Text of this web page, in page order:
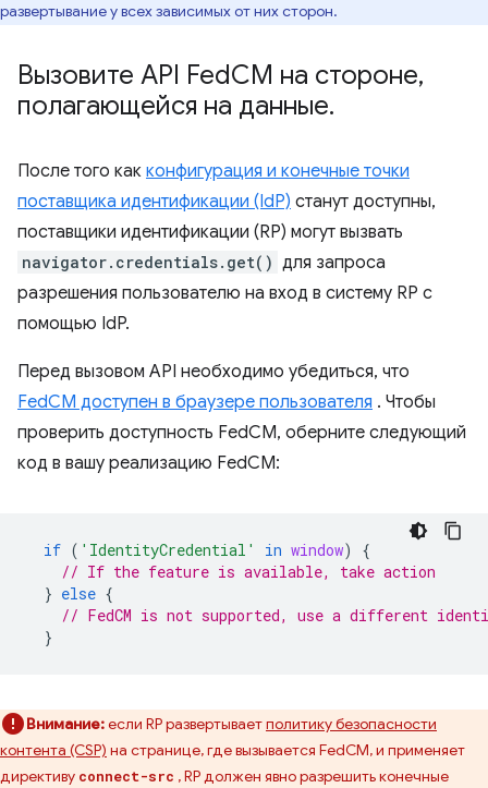
развертывание у всех зависимых от них сторон.
Вызовите API FedCM на стороне,
полагающейся на данные.
После того как конфигурация и конечные точки
поставщика идентификации (IdP) станут доступны,
поставщики идентификации (RP) могут вызвать
navigator.credentials.get() для запроса
разрешения пользователю на вход в систему RP с
помощью IdP.
Перед вызовом API необходимо убедиться, что
FedCM доступен в браузере пользователя . Чтобы
проверить доступность FedCM, оберните следующий
код в вашу реализацию FedCM:
if ( 'IdentityCredential' in window)
{
// If the feature is available, take action
} else {
// FedCM is not supported, use a different
}
Внимание:если RP развертываетполитику безопасности
контента (CSP) на странице, где вызывается FedCM, и применяет
директиву connect-src , RP должен явно разрешить конечные